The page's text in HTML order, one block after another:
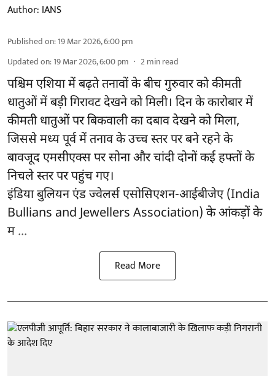
Author: IANS
Published on:19 Mar 2026, 6:00 pm
Updated on:19 Mar 2026, 6:00 pm 2min read
पश्चिम एशिया में बढ़ते तनावों के बीच गुरुवार को कीमती
धातुओं में बड़ी गिरावट देखने को मिली। दिन के कारोबार में
कीमती धातुओं पर बिकवाली का दबाव देखने को मिला,
जिससे मध्य पूर्व में तनाव के उच्च स्तर पर बने रहने के
बावजूद एमसीएक्स पर सोना और चांदी दोनों कई हफ्तों के
निचले स्तर पर पहुंच गए।
इंडिया बुलियन एंड ज्वेलर्स एसोसिएशन-आईबीजेए (India
Bullians and Jewellers Association) के आंकड़ों के
म ...
Read More